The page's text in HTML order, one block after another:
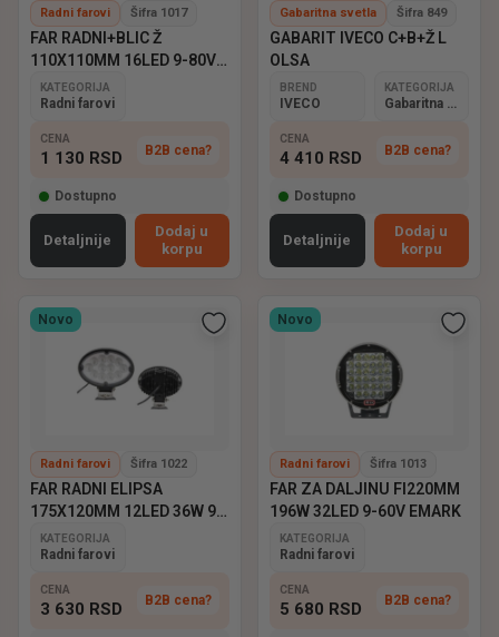
Radni farovi Šifra 1017
FAR RADNI+BLIC Ž
110X110MM 16LED 9-80V
EMARK
KATEGORIJA
Radni farovi
CENA
1 130 RSD B2B cena?
Dostupno
Detaljnije
Dodaj u
korpu
Gabaritna svetla Šifra 849
GABARIT IVECO C+B+Ž L
OLSA
BREND
IVECO
KATEGORIJA
Gabaritna svetla
CENA
4 410 RSD B2B cena?
Dostupno
Detaljnije
Dodaj u
korpu
Novo
Radni farovi Šifra 1022
FAR RADNI ELIPSA
175X120MM 12LED 36W 9-
60V EMARK
KATEGORIJA
Radni farovi
CENA
3 630 RSD B2B cena?
Novo
Radni farovi Šifra 1013
FAR ZA DALJINU FI220MM
196W 32LED 9-60V EMARK
KATEGORIJA
Radni farovi
CENA
5 680 RSD B2B cena?